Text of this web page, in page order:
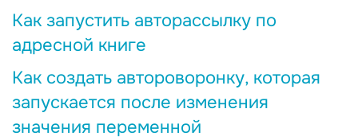
Как запустить авторассылку по
адресной книге
Как создать автороворонку, которая
запускается после изменения
значения переменной